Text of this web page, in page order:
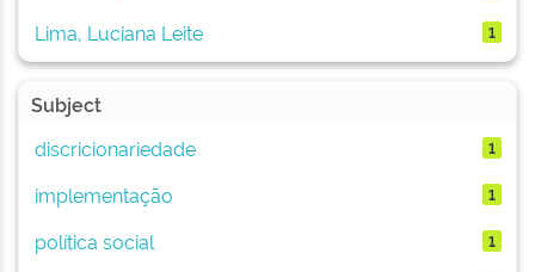
Lima, Luciana Leite 1
Subject
discricionariedade
1
implementação 1
política social 1